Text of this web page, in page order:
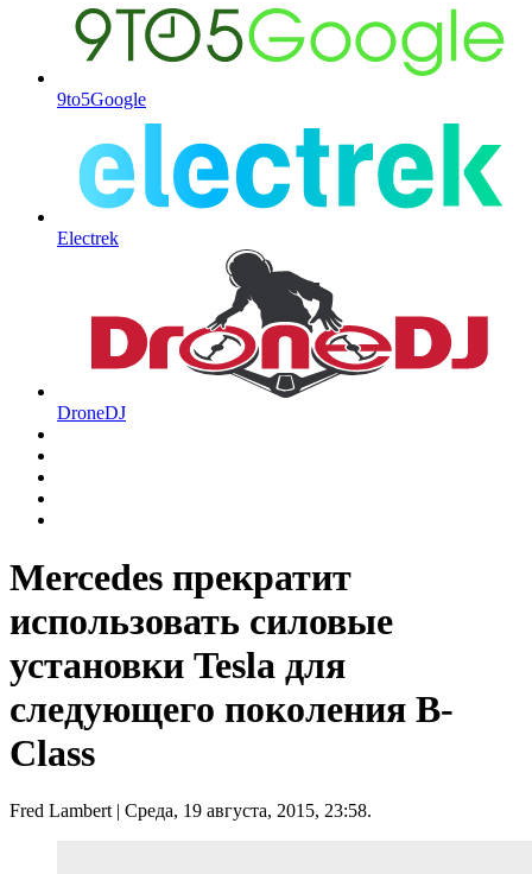
9to5Google
Electrek
DroneDJ
Mercedes прекратит
использовать силовые
установки Tesla для
следующего поколения B-
Class
Fred Lambert| Среда, 19 августа, 2015, 23:58.